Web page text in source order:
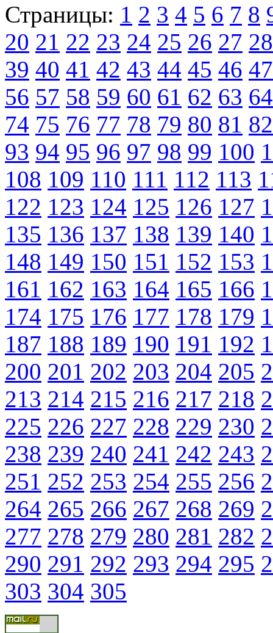
Страницы: 1 2 3 4 5 6 7 8
20 21 22 23 24 25 26 27 28
39 40 41 42 43 44 45 46 47
56 57 58 59 60 61 62 63 64
74 75 76 77 78 79 80 81 82
93 94 95 96 97 98 99 100
108 109 110 111 112 113
122 123 124 125 126 127
135 136 137 138 139 140
148 149 150 151 152 153
161 162 163 164 165 166
174 175 176 177 178 179
187 188 189 190 191 192
200 201 202 203 204 205
213 214 215 216 217 218
225 226 227 228 229 230
238 239 240 241 242 243
251 252 253 254 255 256
264 265 266 267 268 269
277 278 279 280 281 282
290 291 292 293 294 295
303 304 305